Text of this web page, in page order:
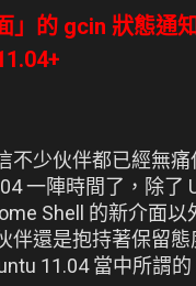
」的 gcin 狀態通
不少伙伴都已經無痛
一陣時間了，除了
Shell 的新介面以
伴還是抱持著保留態
11.04 當中所謂的